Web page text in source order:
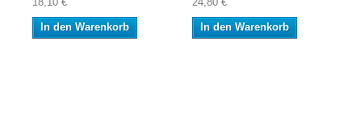
In den Warenkorb In den Warenkorb